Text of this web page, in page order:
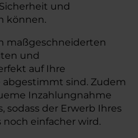
und
können.
maßgeschneiderten
und
auf Ihre
sind. Zudem
Inzahlungnahme
sodass der Erwerb Ihres
einfacher wird.